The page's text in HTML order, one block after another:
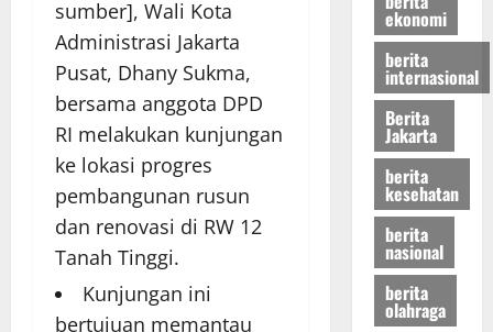
sumber], Wali Kota
Administrasi Jakarta
Pusat, Dhany Sukma,
bersama anggota DPD
RI melakukan kunjungan
ke lokasi progres
pembangunan rusun
dan renovasi di RW 12
Tanah Tinggi.
Kunjungan ini
bertujuan memantau
ekonomi
berita
internasional
Berita
Jakarta
berita
kesehatan
berita
nasional
berita
olahraga